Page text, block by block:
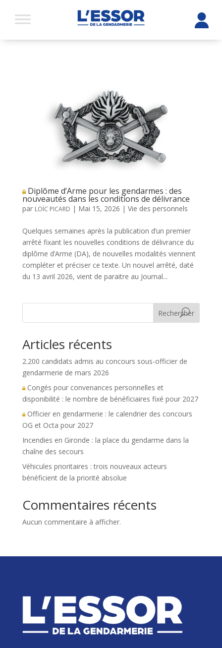
Diplôme d’Arme pour les gendarmes : des
nouveautés dans les conditions de délivrance
par LOÏC PICARD | Mai 15, 2026 | Vie des personnels
Quelques semaines après la publication d’un premier
arrêté fixant les nouvelles conditions de délivrance du
diplôme d’Arme (DA), de nouvelles modalités viennent
compléter et préciser ce texte. Un nouvel arrêté, daté
du 13 avril 2026, vient de paraitre au Journal...
Rechercher
Articles récents
2.200 candidats admis au concours sous-officier de
gendarmerie de mars 2026
Congés pour convenances personnelles et
disponibilité : le nombre de bénéficiaires fixé pour 2027
Officier en gendarmerie : le calendrier des concours
OG et Octa pour 2027
Incendies en Gironde : la place du gendarme dans la
chaîne des secours
Véhicules prioritaires : trois nouveaux acteurs
bénéficient de la priorité absolue
Commentaires récents
Aucun commentaire à afficher.